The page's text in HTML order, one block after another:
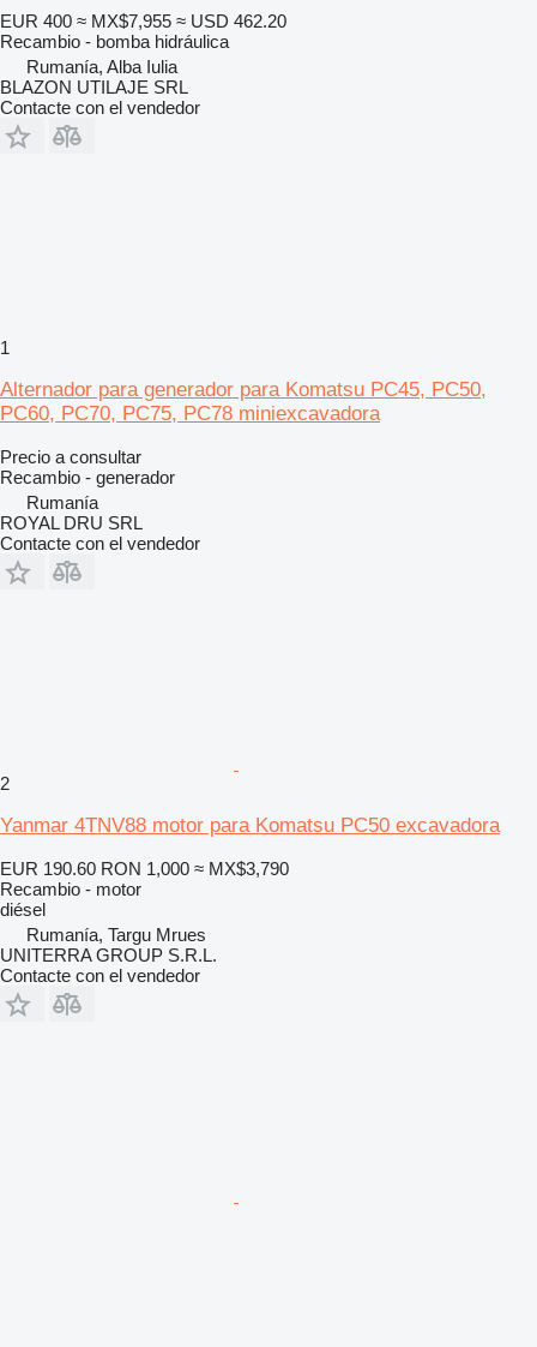
EUR 400 ≈ MX$7,955 ≈ USD 462.20
Recambio - bomba hidráulica
Rumanía, Alba Iulia
BLAZON UTILAJE SRL
Contacte con el vendedor
1
Alternador para generador para Komatsu PC45, PC50,
PC60, PC70, PC75, PC78 miniexcavadora
Precio a consultar
Recambio - generador
Rumanía
ROYAL DRU SRL
Contacte con el vendedor
2
Yanmar 4TNV88 motor para Komatsu PC50 excavadora
EUR 190.60 RON 1,000 ≈ MX$3,790
Recambio - motor
diésel
Rumanía, Targu Mrues
UNITERRA GROUP S.R.L.
Contacte con el vendedor